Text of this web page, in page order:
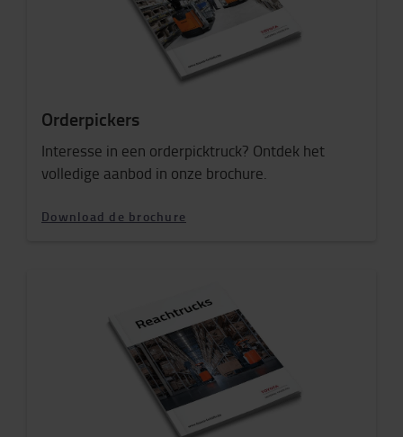
Orderpickers
Interesse in een orderpicktruck? Ontdek het
volledige aanbod in onze brochure.
Download de brochure